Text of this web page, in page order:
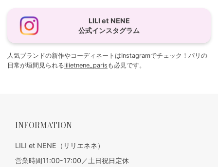
LILI et NENE
公式インスタグラム
人気ブランドの新作やコーディネートはInstagramでチェック！パリの
日常が垣間見られるlilietnene_paris も必見です。
INFORMATION
LILI et NENE（リリエネネ）
営業時間11:00-17:00／土日祝日定休